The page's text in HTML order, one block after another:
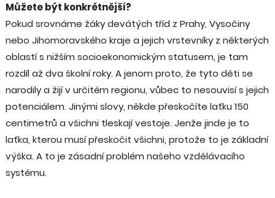
Můžete být konkrétnější?
Pokud srovnáme žáky devátých tříd z Prahy, Vysočiny
nebo Jihomoravského kraje a jejich vrstevníky z některých
oblastí s nižším socioekonomickým statusem, je tam
rozdíl až dva školní roky. A jenom proto, že tyto děti se
narodily a žijí v určitém regionu, vůbec to nesouvisí s jejich
potenciálem. Jinými slovy, někde přeskočíte laťku 150
centimetrů a všichni tleskají vestoje. Jenže jinde je to
laťka, kterou musí přeskočit všichni, protože to je základní
výška. A to je zásadní problém našeho vzdělávacího
systému.